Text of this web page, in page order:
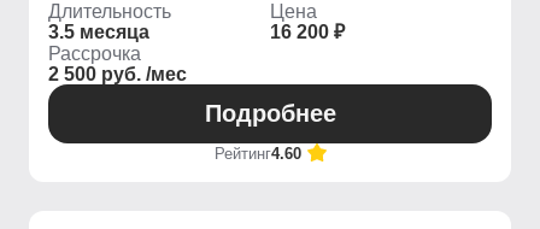
Длительность
3.5 месяца
Цена
16 200 ₽
Рассрочка
2 500 руб. /мес
Подробнее
Рейтинг4.60